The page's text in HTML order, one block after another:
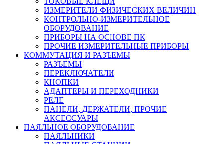
ИЗМЕРИТЕЛИ ФИЗИЧЕСКИХ ВЕЛИЧИН
КОНТРОЛЬНО-ИЗМЕРИТЕЛЬНОЕ
ОБОРУДОВАНИЕ
ПРИБОРЫ НА ОСНОВЕ ПК
ПРОЧИЕ ИЗМЕРИТЕЛЬНЫЕ ПРИБОРЫ
КОММУТАЦИЯ И РАЗЪЕМЫ
РАЗЪЕМЫ
ПЕРЕКЛЮЧАТЕЛИ
КНОПКИ
АДАПТЕРЫ И ПЕРЕХОДНИКИ
РЕЛЕ
ПАНЕЛИ, ДЕРЖАТЕЛИ, ПРОЧИЕ
АКСЕССУАРЫ
ПАЯЛЬНОЕ ОБОРУДОВАНИЕ
ПАЯЛЬНИКИ